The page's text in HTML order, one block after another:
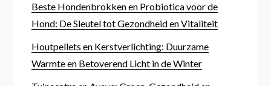
Beste Hondenbrokken en Probiotica voor de
Hond: De Sleutel tot Gezondheid en Vitaliteit
Houtpellets en Kerstverlichting: Duurzame
Warmte en Betoverend Licht in de Winter